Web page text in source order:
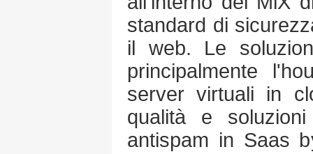
standard di
il web. Le
principalmente
server virtuali in
qualità e
antispam in Saas